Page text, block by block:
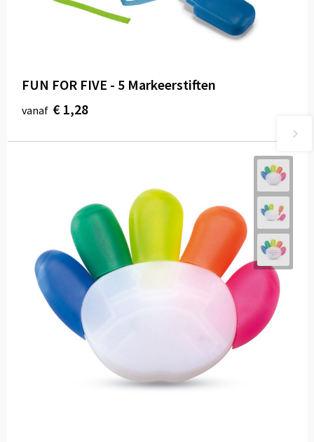
FUN FOR FIVE - 5 Markeerstiften
vanaf € 1,28